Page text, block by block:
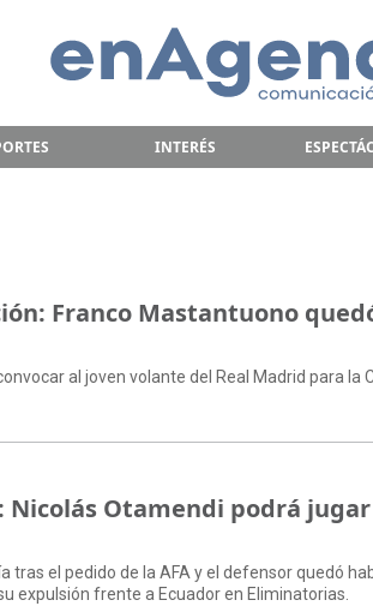
INTERÉS
Franco Mastantuono
al joven volante del Real Madrid para la
Nicolás Otamendi podrá
tras el pedido de la AFA y el defensor quedó
expulsión frente a Ecuador en Eliminatorias.